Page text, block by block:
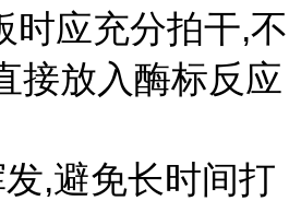
时应充分拍干,不
接放入酶标反应
,避免长时间打